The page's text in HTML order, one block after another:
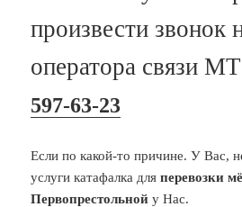
произвести звонок
оператора связи
597-63-23
Если по какой-то причине. У Вас,
услуги катафалка дляперевозки
Первопрестольной у Нас.